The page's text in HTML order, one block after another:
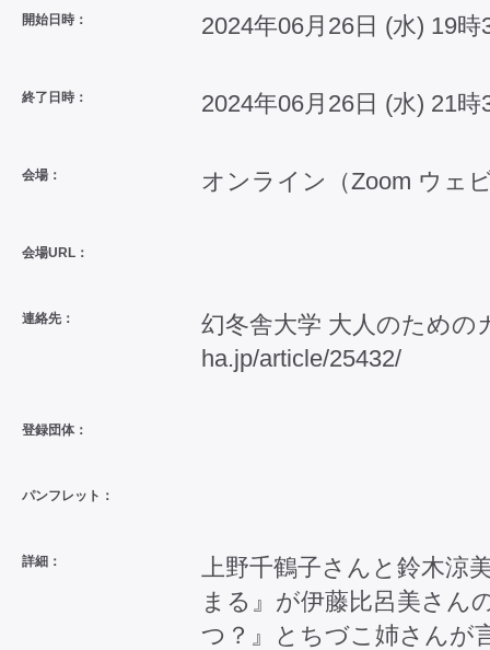
開始日時： 2024年06月26日 (水) 19時
終了日時： 2024年06月26日 (水) 21時
会場： オンライン（Zoom ウェ
会場URL：
連絡先：
幻冬舎大学 大人のため
ha.jp/article/25432/
登録団体：
パンフレット：
詳細：
上野千鶴子さんと鈴木涼
まる』が伊藤比呂美さん
つ？』とちづこ姉さんが